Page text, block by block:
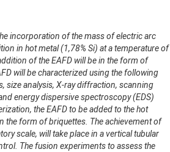
incorporation of the mass of electric arc
in hot metal (1,78% Si) at a temperature of
of the EAFD will be in the form of
will be characterized using the following
size analysis, X-ray diffraction, scanning
energy dispersive spectroscopy (EDS)
the EAFD to be added to the hot
the form of briquettes. The achievement of
scale, will take place in a vertical tubular
The fusion experiments to assess the